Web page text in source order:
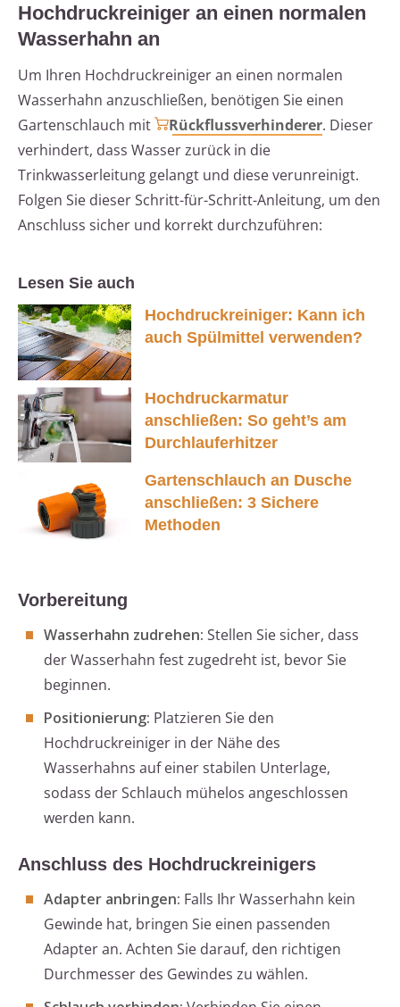
Hochdruckreiniger an einen normalen
Wasserhahn an
Um Ihren Hochdruckreiniger an einen normalen
Wasserhahn anzuschließen, benötigen Sie einen
Gartenschlauch mit
Rückflussverhinderer. Dieser
verhindert, dass Wasser zurück in die
Trinkwasserleitung gelangt und diese verunreinigt.
Folgen Sie dieser Schritt-für-Schritt-Anleitung, um den
Anschluss sicher und korrekt durchzuführen:
Lesen Sie auch
Hochdruckreiniger: Kann ich
auch Spülmittel verwenden?
Hochdruckarmatur
anschließen: So geht’s am
Durchlauferhitzer
Gartenschlauch an Dusche
anschließen: 3 Sichere
Methoden
Vorbereitung
Wasserhahn zudrehen: Stellen Sie sicher, dass
der Wasserhahn fest zugedreht ist, bevor Sie
beginnen.
Positionierung: Platzieren Sie den
Hochdruckreiniger in der Nähe des
Wasserhahns auf einer stabilen Unterlage,
sodass der Schlauch mühelos angeschlossen
werden kann.
Anschluss des Hochdruckreinigers
Adapter anbringen: Falls Ihr Wasserhahn kein
Gewinde hat, bringen Sie einen passenden
Adapter an. Achten Sie darauf, den richtigen
Durchmesser des Gewindes zu wählen.